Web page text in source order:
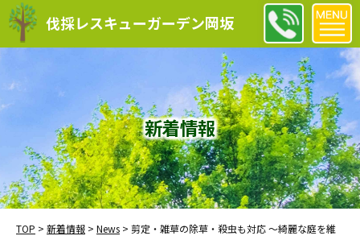
伐採レスキューガーデン岡坂
新着情報
TOP > 新着情報 > News > 剪定・雑草の除草・殺虫も対応 ～綺麗な庭を維